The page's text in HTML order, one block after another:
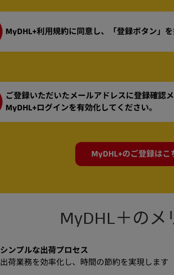
MyDHL+利⽤規約に同意し、「登録ボタン」
ご登録いただいたメールアドレスに登録確認
MyDHL+ログインを有効化してください。
MyDHL+のご登録はこ
MyDHL＋のメ
シンプルな出荷プロセス
出荷業務を効率化し、時間の節約を実現します